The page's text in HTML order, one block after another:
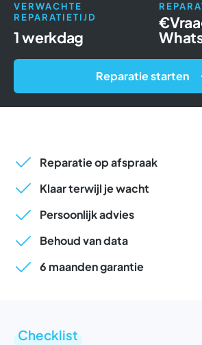
€
VERWACHTE
REPARATIETIJD
1 werkdag
Reparatie starten
Reparatie op afspraak
Klaar terwijl je wacht
Persoonlijk advies
Behoud van data
6 maanden garantie
Checklist